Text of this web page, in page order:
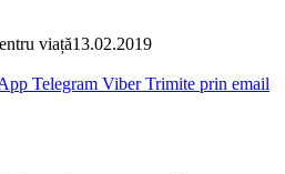
viață13.02.2019
Telegram Viber Trimite prin email